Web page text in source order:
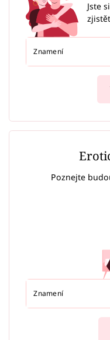
Jste
Poznejte